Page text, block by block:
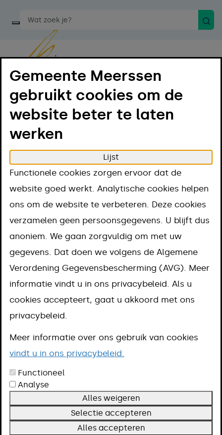
Start een spraakopdracht
Menu
Home Bestuur en organisatie
Gemeentesecretaris / algemeen directeur
Steven Pickwell
/ algemeen
directeur Steven
Pickwell
Contact
bestuurssecretariaat@meerssen.nl
Gemeente Meerssen
gebruikt cookies om de
website beter te laten
werken
Lijst
Functionele cookies zorgen ervoor dat de
website goed werkt. Analytische cookies helpen
ons om de website te verbeteren. Deze cookies
verzamelen geen persoonsgegevens. U blijft dus
anoniem. We gaan zorgvuldig om met uw
gegevens. Dat doen we volgens de Algemene
Verordening Gegevensbescherming (AVG). Meer
informatie vindt u in ons privacybeleid. Als u
cookies accepteert, gaat u akkoord met ons
privacybeleid.
Meer informatie over ons gebruik van cookies
vindt u in ons privacybeleid.
Functioneel
Analyse
Alles weigeren
Selectie accepteren
Alles accepteren